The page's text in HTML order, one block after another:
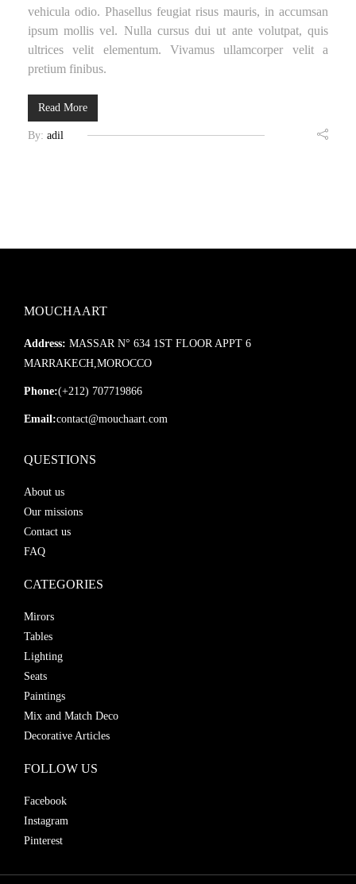
vehicula odio. Phasellus feugiat risus mauris, in accumsan
ipsum mollis vel. Nulla cursus dui ut ante volutpat, quis
ultrices velit elementum. Vivamus ullamcorper velit a
pretium finibus.
Read More
By: adil
MOUCHAART
Address: MASSAR N° 634 1ST FLOOR APPT 6
MARRAKECH,MOROCCO
Phone:(+212) 707719866
Email:contact@mouchaart.com
QUESTIONS
About us
Our missions
Contact us
FAQ
CATEGORIES
Mirors
Tables
Lighting
Seats
Paintings
Mix and Match Deco
Decorative Articles
FOLLOW US
Facebook
Instagram
Pinterest